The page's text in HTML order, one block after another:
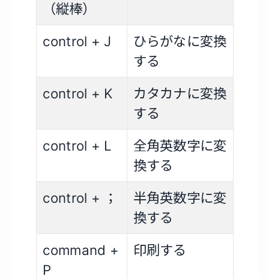
（縦棒）
control + J
ひらがなに変換
する
control + K
カタカナに変換
する
control + L
全角英数字に変
換する
control + ；
半角英数字に変
換する
command +
P
印刷する